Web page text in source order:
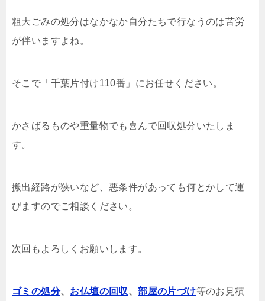
粗大ごみの処分はなかなか自分たちで行なうのは苦労
が伴いますよね。
そこで「千葉片付け110番」にお任せください。
かさばるものや重量物でも喜んで回収処分いたしま
す。
搬出経路が狭いなど、悪条件があっても何とかして運
びますのでご相談ください。
次回もよろしくお願いします。
ゴミの処分、 お仏壇の回収、部屋の片づけ等のお見積